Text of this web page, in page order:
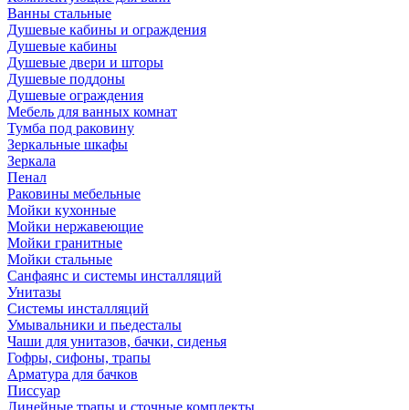
Ванны стальные
Душевые кабины и ограждения
Душевые кабины
Душевые двери и шторы
Душевые поддоны
Душевые ограждения
Мебель для ванных комнат
Тумба под раковину
Зеркальные шкафы
Зеркала
Пенал
Раковины мебельные
Мойки кухонные
Мойки нержавеющие
Мойки гранитные
Мойки стальные
Санфаянс и системы инсталляций
Унитазы
Системы инсталляций
Умывальники и пьедесталы
Чаши для унитазов, бачки, сиденья
Гофры, сифоны, трапы
Арматура для бачков
Писсуар
Линейные трапы и сточные комплекты